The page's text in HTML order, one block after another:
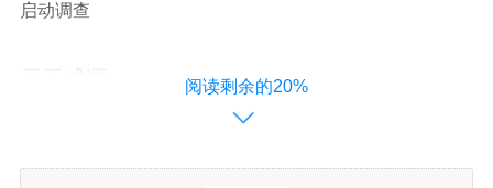
启动调查
释义：只要有人请求帮助，就一定答应。
阅读剩余的20%